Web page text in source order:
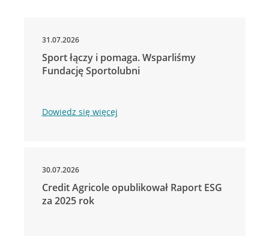
31.07.2026
Sport łączy i pomaga. Wsparliśmy
Fundację Sportolubni
Dowiedz się więcej
30.07.2026
Credit Agricole opublikował Raport ESG
za 2025 rok